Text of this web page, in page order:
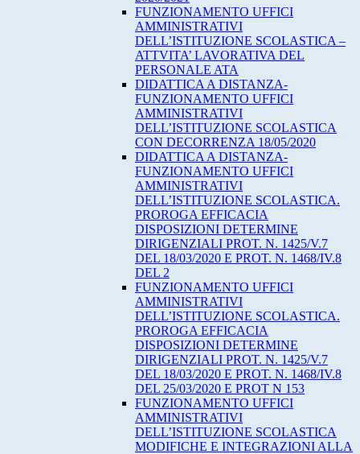
FUNZIONAMENTO UFFICI
AMMINISTRATIVI
DELL’ISTITUZIONE SCOLASTICA –
ATTVITA’ LAVORATIVA DEL
PERSONALE ATA
DIDATTICA A DISTANZA-
FUNZIONAMENTO UFFICI
AMMINISTRATIVI
DELL’ISTITUZIONE SCOLASTICA
CON DECORRENZA 18/05/2020
DIDATTICA A DISTANZA-
FUNZIONAMENTO UFFICI
AMMINISTRATIVI
DELL’ISTITUZIONE SCOLASTICA.
PROROGA EFFICACIA
DISPOSIZIONI DETERMINE
DIRIGENZIALI PROT. N. 1425/V.7
DEL 18/03/2020 E PROT. N. 1468/IV.8
DEL 2
FUNZIONAMENTO UFFICI
AMMINISTRATIVI
DELL’ISTITUZIONE SCOLASTICA.
PROROGA EFFICACIA
DISPOSIZIONI DETERMINE
DIRIGENZIALI PROT. N. 1425/V.7
DEL 18/03/2020 E PROT. N. 1468/IV.8
DEL 25/03/2020 E PROT N 153
FUNZIONAMENTO UFFICI
AMMINISTRATIVI
DELL’ISTITUZIONE SCOLASTICA
MODIFICHE E INTEGRAZIONI ALLA